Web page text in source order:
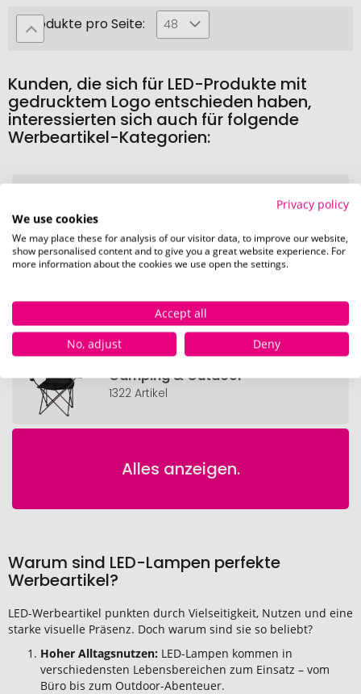
Produkte pro Seite: 48
Kunden, die sich für LED-Produkte mit
gedrucktem Logo entschieden haben,
interessierten sich auch für folgende
Werbeartikel-Kategorien:
Camping & Outdoor
1322 Artikel
Alles anzeigen.
Warum sind LED-Lampen perfekte
Werbeartikel?
LED-Werbeartikel punkten durch Vielseitigkeit, Nutzen und eine
starke visuelle Präsenz. Doch warum sind sie so beliebt?
Hoher Alltagsnutzen: LED-Lampen kommen in
verschiedensten Lebensbereichen zum Einsatz – vom
Büro bis zum Outdoor-Abenteuer.
Privacy policy
We use cookies
We may place these for analysis of our visitor data, to improve our website,
show personalised content and to give you a great website experience. For
more information about the cookies we use open the settings.
Accept all
No, adjust
Deny